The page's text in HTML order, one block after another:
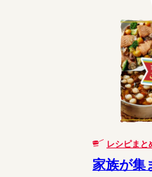
レシピまと
家族が集